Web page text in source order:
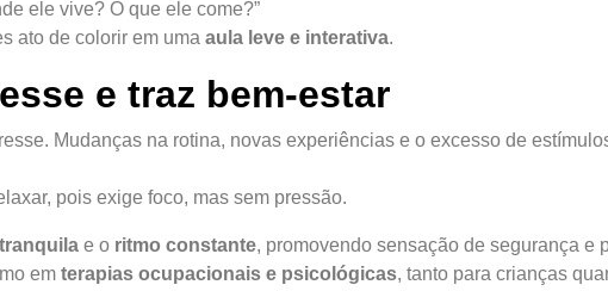
ele vive? O que ele come?”
ato de colorir em uma aula leve e interativa.
e traz bem-estar
Mudanças na rotina, novas experiências e o excesso de
pois exige foco, mas sem pressão.
e o ritmo constante, promovendo sensação de segurança e
em terapias ocupacionais e psicológicas, tanto para crianças